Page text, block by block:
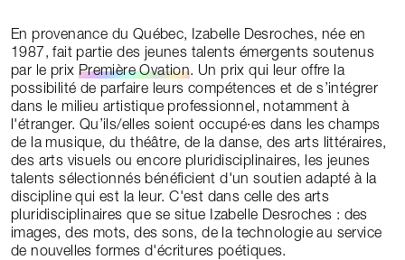
En provenance du Québec, Izabelle Desroches, née en
1987, fait partie des jeunes talents émergents soutenus
par le prix Première Ovation. Un prix qui leur offre la
possibilité de parfaire leurs compétences et de s’intégrer
dans le milieu artistique professionnel, notamment à
l'étranger. Qu’ils/elles soient occupé∙es dans les champs
de la musique, du théâtre, de la danse, des arts littéraires,
des arts visuels ou encore pluridisciplinaires, les jeunes
talents sélectionnés bénéficient d'un soutien adapté à la
discipline qui est la leur. C'est dans celle des arts
pluridisciplinaires que se situe Izabelle Desroches : des
images, des mots, des sons, de la technologie au service
de nouvelles formes d'écritures poétiques.